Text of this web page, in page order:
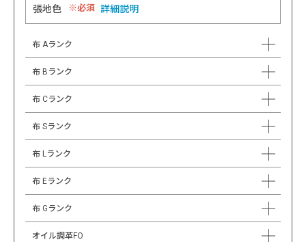
張地色 必須 詳細説明
布 Aランク
布 Bランク
布 Cランク
布 Sランク
布 Lランク
布 Eランク
布 Gランク
オイル調革FO